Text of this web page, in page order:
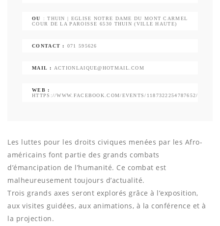
OU
: THUIN | EGLISE NOTRE DAME DU MONT CARMEL
COUR DE LA PAROISSE 6530 THUIN (VILLE HAUTE)
CONTACT : 071 595626
MAIL : ACTIONLAIQUE@HOTMAIL.COM
WEB :
HTTPS://WWW.FACEBOOK.COM/EVENTS/1187322254787652/
Les luttes pour les droits civiques menées par les Afro-
américains font partie des grands combats
d’émancipation de l’humanité. Ce combat est
malheureusement toujours d’actualité.
Trois grands axes seront explorés grâce à l’exposition,
aux visites guidées, aux animations, à la conférence et à
la projection.